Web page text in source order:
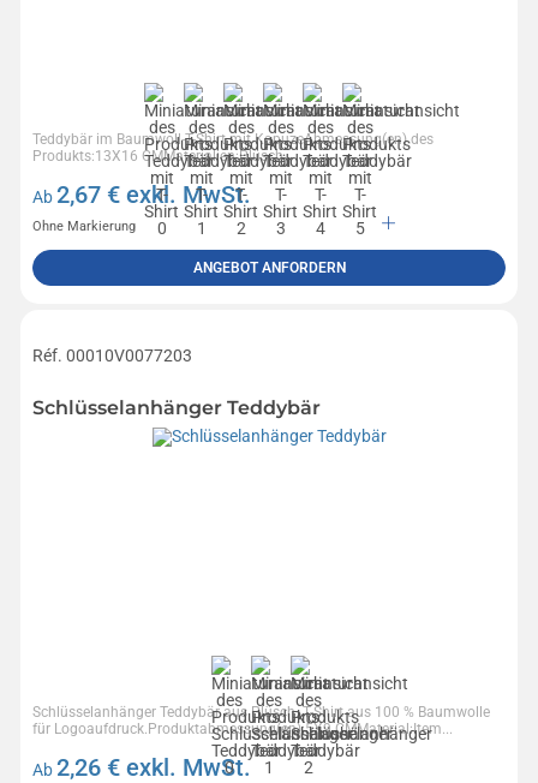
Teddybär im Baumwoll-T-Shirt mit KapuzeAbmessung(en) des
Produkts:13X16 CMMaterialien:Plüsch
Ab2,67 € exkl. MwSt.
Ohne Markierung
ANGEBOT ANFORDERN
Réf. 00010V0077203
Schlüsselanhänger Teddybär
Schlüsselanhänger Teddybär aus Plüsch. T-Shirt aus 100 % Baumwolle
für Logoaufdruck.Produktabmessung(en):5X9 CMMaterial:Item...
Ab2,26 € exkl. MwSt.